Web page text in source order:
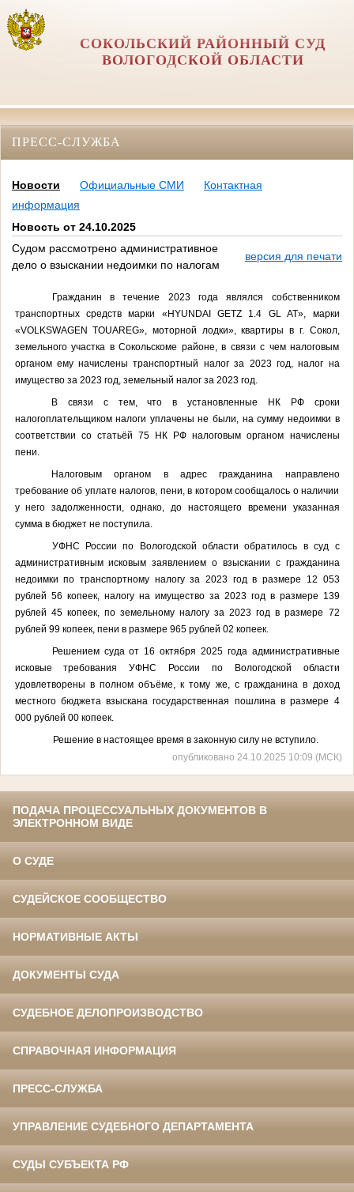
СОКОЛЬСКИЙ РАЙОННЫЙ СУД
ВОЛОГОДСКОЙ ОБЛАСТИ
ПРЕСС-СЛУЖБА
Новости Официальные СМИ
Контактная
информация
Новость от 24.10.2025
Судом рассмотрено административное
дело о взыскании недоимки по налогам
версия для печати
Гражданин в течение 2023 года являлся собственником
транспортных средствмарки «HYUNDAI GETZ 1.4 GL AT», марки
«VOLKSWAGEN TOUAREG», моторной лодки», квартиры в г. Сокол,
земельного участка в Сокольскоме районе, в связи с чем налоговым
органом ему начислены транспортный налог за 2023 год, налог на
имущество за 2023 год, земельный налог за 2023 год.
В связи с тем, что в установленные НК РФ сроки
налогоплательщиком налоги уплачены не были, на сумму недоимки в
соответствии со статьёй 75 НК РФ налоговым органом начислены
пени.
Налоговым органом в адрес гражданина направлено
требование об уплате налогов, пени, в котором сообщалось о наличии
у него задолженности, однако, до настоящего времени указанная
сумма в бюджет не поступила.
УФНС России по Вологодской области обратилось в суд с
административным исковым заявлением о взыскании с гражданина
недоимки по транспортному налогу за 2023 год в размере 12 053
рублей 56 копеек, налогу на имущество за 2023 год в размере 139
рублей 45 копеек, по земельному налогу за 2023 год в размере 72
рублей 99 копеек, пени в размере 965 рублей 02 копеек.
Решением суда от 16 октября 2025 года административные
исковые требованияУФНС России по Вологодской области
удовлетворены в полном объёме, к тому же, с гражданина в доход
местного бюджета взыскана государственная пошлина в размере 4
000 рублей 00 копеек.
Решение внастоящее время в законную силу не вступило.
опубликовано 24.10.2025 10:09 (МСК)
ПОДАЧА ПРОЦЕССУАЛЬНЫХ ДОКУМЕНТОВ В
ЭЛЕКТРОННОМ ВИДЕ
О СУДЕ
СУДЕЙСКОЕ СООБЩЕСТВО
НОРМАТИВНЫЕ АКТЫ
ДОКУМЕНТЫ СУДА
СУДЕБНОЕ ДЕЛОПРОИЗВОДСТВО
СПРАВОЧНАЯ ИНФОРМАЦИЯ
ПРЕСС-СЛУЖБА
УПРАВЛЕНИЕ СУДЕБНОГО ДЕПАРТАМЕНТА
СУДЫ СУБЪЕКТА РФ